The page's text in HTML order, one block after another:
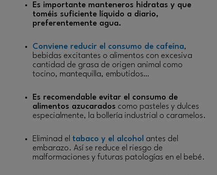
Es importante manteneros hidratas y que
toméis suficiente líquido a diario,
preferentemente agua.
Conviene reducir el consumo de cafeína,
bebidas excitantes o alimentos con excesiva
cantidad de grasa de origen animal como
tocino, mantequilla, embutidos…
Es recomendable evitar el consumo de
alimentos azucarados como pasteles y dulces
especialmente, la bollería industrial o caramelos.
Eliminad el tabaco y el alcohol antes del
embarazo. Así se reduce el riesgo de
malformaciones y futuras patologías en el bebé.